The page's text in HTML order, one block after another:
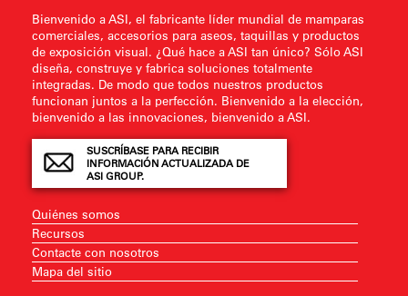
Bienvenido a ASI, el fabricante líder mundial de mamparas
comerciales, accesorios para aseos, taquillas y productos
de exposición visual. ¿Qué hace a ASI tan único? Sólo ASI
diseña, construye y fabrica soluciones totalmente
integradas. De modo que todos nuestros productos
funcionan juntos a la perfección. Bienvenido a la elección,
bienvenido a las innovaciones, bienvenido a ASI.
SUSCRÍBASE PARA RECIBIR
INFORMACIÓN ACTUALIZADA DE
ASI GROUP.
Quiénes somos
Recursos
Contacte con nosotros
Mapa del sitio